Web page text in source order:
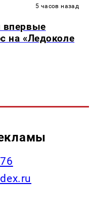
5 часов назад
впервые
на «Ледоколе